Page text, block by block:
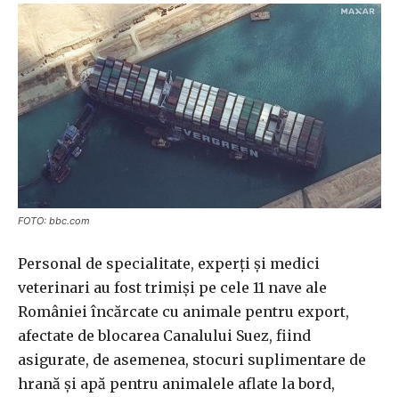
FOTO: bbc.com
Personal de specialitate, experţi şi medici
veterinari au fost trimişi pe cele 11 nave ale
României încărcate cu animale pentru export,
afectate de blocarea Canalului Suez, fiind
asigurate, de asemenea, stocuri suplimentare de
hrană şi apă pentru animalele aflate la bord,